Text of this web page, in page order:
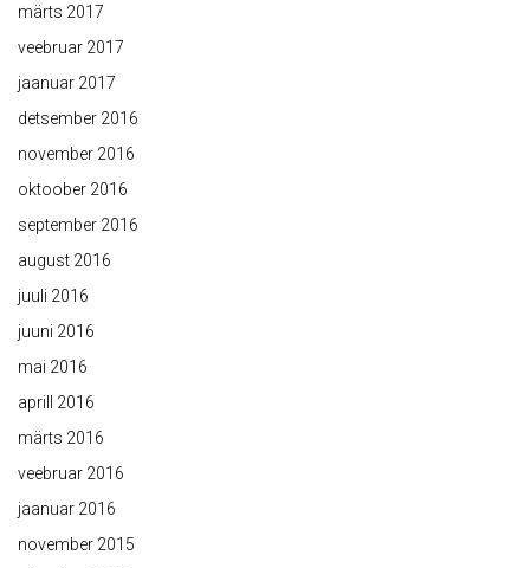
märts 2017
veebruar 2017
jaanuar 2017
detsember 2016
november 2016
oktoober 2016
september 2016
august 2016
juuli 2016
juuni 2016
mai 2016
aprill 2016
märts 2016
veebruar 2016
jaanuar 2016
november 2015